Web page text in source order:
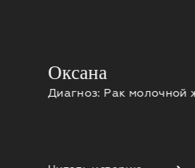
Оксана
Диагноз: Рак молочной